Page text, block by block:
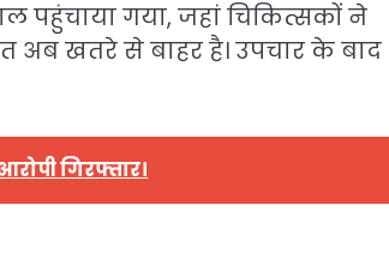
गया, जहां चिकित्सकों ने
अब खतरे से बाहर है। उपचार के बाद
गिरफ्तार।